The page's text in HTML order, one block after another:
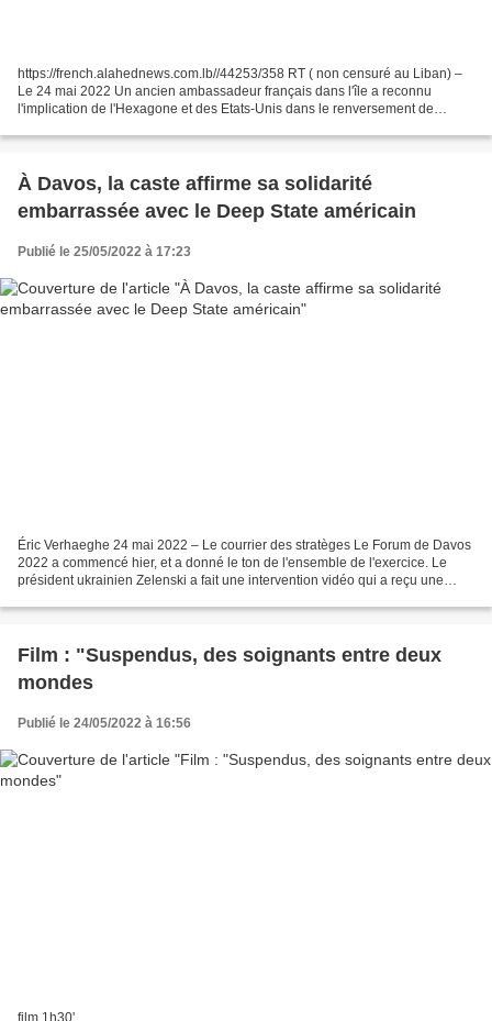
https://french.alahednews.com.lb//44253/358 RT ( non censuré au Liban) –
Le 24 mai 2022 Un ancien ambassadeur français dans l'île a reconnu
l'implication de l'Hexagone et des Etats-Unis dans le renversement de
À Davos, la caste affirme sa solidarité
embarrassée avec le Deep State américain
Publié le 25/05/2022 à 17:23
Éric Verhaeghe 24 mai 2022 – Le courrier des stratèges Le Forum de Davos
2022 a commencé hier, et a donné le ton de l'ensemble de l'exercice. Le
président ukrainien Zelenski a fait une intervention vidéo qui a reçu une
Film : "Suspendus, des soignants entre deux
mondes
Publié le 24/05/2022 à 16:56
film 1h30'